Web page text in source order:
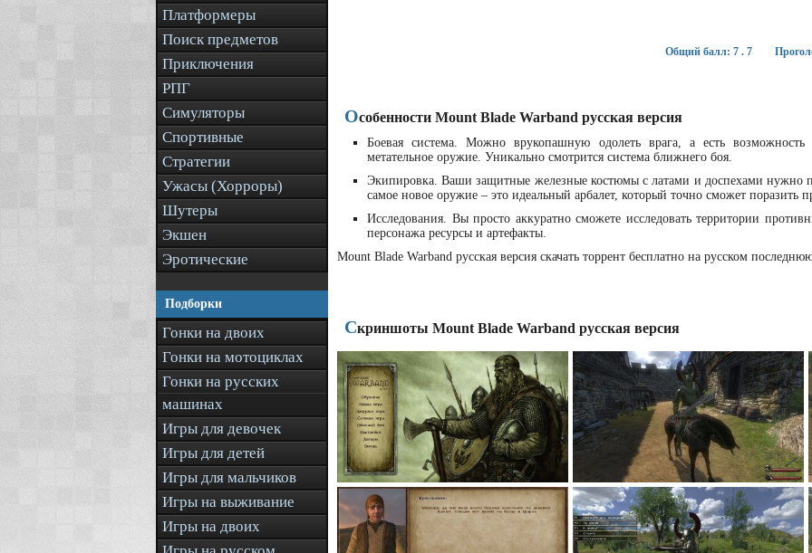
Платформеры
Поиск предметов
Приключения
РПГ
Симуляторы
Спортивные
Стратегии
Ужасы (Хорроры)
Шутеры
Экшен
Эротические
Подборки
Гонки на двоих
Гонки на мотоциклах
Гонки на русских
машинах
Игры для девочек
Игры для детей
Игры для мальчиков
Игры на выживание
Игры на двоих
Общий балл: 7 . 7
Особенности Mount Blade Warband русская версия
Боевая система. Можно врукопашную одолеть врага, а есть возможность
метательное оружие. Уникально смотрится система ближнего боя.
Экипировка. Ваши защитные железные костюмы с латами и доспехами нужно
самое новое оружие – это идеальный арбалет, который точно сможет поразить
Исследования. Вы просто аккуратно сможете исследовать территории
персонажа ресурсы и артефакты.
Mount Blade Warband русская версия скачать торрент бесплатно на русском
Скриншоты Mount Blade Warband русская версия